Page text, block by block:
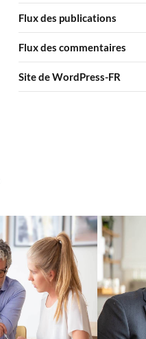
Flux des publications
Flux des commentaires
Site de WordPress-FR